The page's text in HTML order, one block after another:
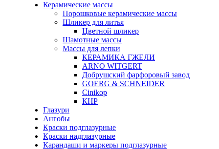
Керамические массы
Порошковые керамические массы
Шликер для литья
Цветной шликер
Шамотные массы
Массы для лепки
КЕРАМИКА ГЖЕЛИ
ARNO WITGERT
Добрушский фарфоровый завод
GOERG & SCHNEIDER
Cinikop
КНР
Глазури
Ангобы
Краски подглазурные
Краски надглазурные
Карандаши и маркеры подглазурные